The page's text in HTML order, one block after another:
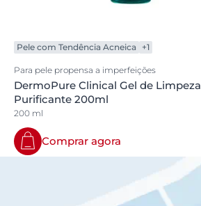
Pele com Tendência Acneica +1
Para pele propensa a imperfeições
DermoPure Clinical Gel de Limpeza
Purificante 200ml
200 ml
Comprar agora